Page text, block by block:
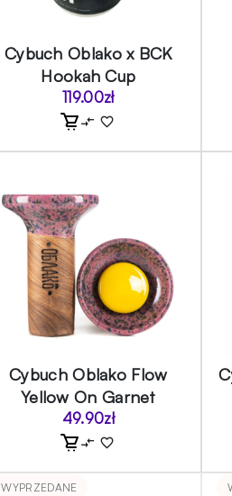
Cybuch Oblako x BCK
Hookah Cup
119.00zł
Cybuch Oblako Flow
Yellow On Garnet
49.90zł
WYPRZEDANE